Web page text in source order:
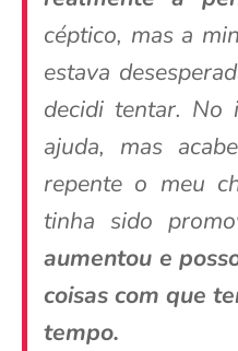
céptico, mas a
estava
decidi tentar. No
ajuda, mas
repente o meu
tinha sido
aumentou e
coisas com que
tempo.